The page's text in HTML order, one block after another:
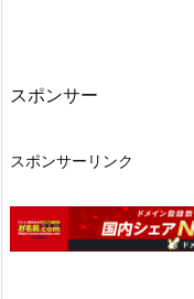
スポンサー
スポンサーリンク